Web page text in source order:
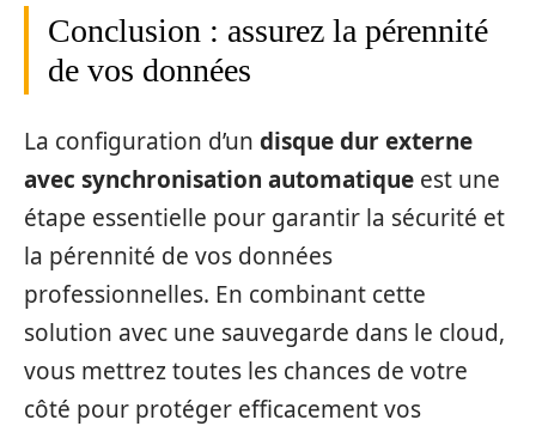
Conclusion : assurez la pérennité
de vos données
La configuration d’un disque dur externe
avec synchronisation automatique est une
étape essentielle pour garantir la sécurité et
la pérennité de vos données
professionnelles. En combinant cette
solution avec une sauvegarde dans le cloud,
vous mettrez toutes les chances de votre
côté pour protéger efficacement vos